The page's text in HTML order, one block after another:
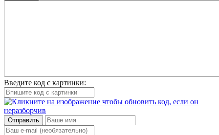
Введите код с картинки:
Отправить